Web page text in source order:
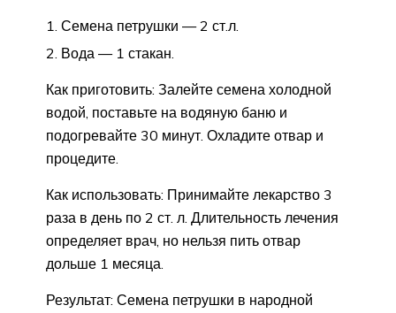
Семена петрушки — 2 ст.л.
Вода — 1 стакан.
Как приготовить: Залейте семена холодной
водой, поставьте на водяную баню и
подогревайте 30 минут. Охладите отвар и
процедите.
Как использовать: Принимайте лекарство 3
раза в день по 2 ст. л. Длительность лечения
определяет врач, но нельзя пить отвар
дольше 1 месяца.
Результат: Семена петрушки в народной